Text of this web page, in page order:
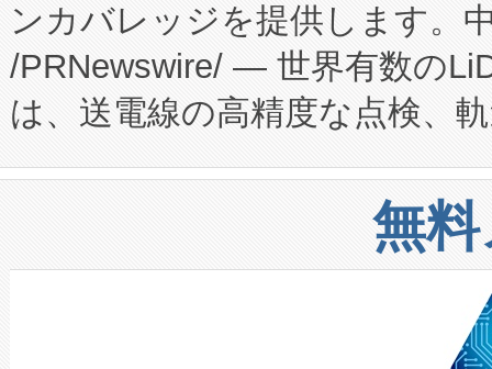
Fully-Connected Continuous
プログラムには、施設設計・
に関する技術移転および知的
構造化トレーニングカリキュ
上げおよび商用化段階におけ
設備整備および立ち上げ調整
加組織は、Enzeneのバイオ
選定された製品について、自
ーエネルギー貯蔵システム（
た。 Voltaiq独自のAI搭載プラ
定、統合、導入、運用に至る
安全性を追跡し、確保する事
増加しているデータセンター
る電力網に大きな負担をかけ
事業者の負担軽減という課題
系統連系を迅速にし、ピーク
ンカバレッジを提供します。
/PRNewswire/ — 世界有数の
は、送電線の高精度な点検、
や穀物倉庫におけるバルク材
リューション「Avia 2」を発
したAvia 2は、1,000メート
狭視野のFOVを切り替えるこ
ケーブル、枝などの細かな対
無